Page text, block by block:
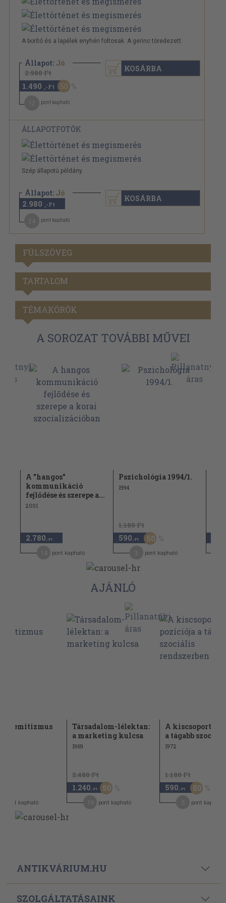
A borító és a lapélek enyhén foltosak. A gerinc töredezett.
Állapot: Jó
2.980 Ft
1.490 ,-Ft 50
pont kapható
KOSÁRBA
ÁLLAPOTFOTÓK
Szép állapotú példány.
Állapot: Jó
2.980 ,-Ft
pont kapható
KOSÁRBA
FÜLSZÖVEG
TARTALOM
TÉMAKÖRÖK
A SOROZAT TOVÁBBI MŰVEI
A "hangos"
kommunikáció
fejlődése és szerepe a...
2001
2.780 ,-Ft
pont kapható
Pszichológia 1994/1.
1994
1.180 Ft
590 ,-Ft 50
pont kapható
AJÁNLÓ
pont kapható
Társadalom-lélektan:
a marketing kulcsa
1969
2.480 Ft
1.240 ,-Ft 50
pont kapható
A kiscsoport
a tágabb
1972
1.180 Ft
590 ,-Ft 50
pont kapható
ANTIKVÁRIUM.HU
SZOLGÁLTATÁSAINK